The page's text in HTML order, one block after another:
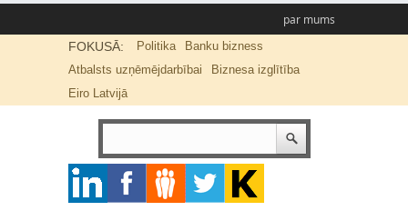
par mums
FOKUSĀ: Politika
Banku bizness
Atbalsts uzņēmējdarbībai
Biznesa izglītība
Eiro Latvijā